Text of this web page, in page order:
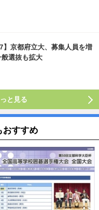
】京都府立大、募集人員を増
選抜も拡大
と見る
おすすめ